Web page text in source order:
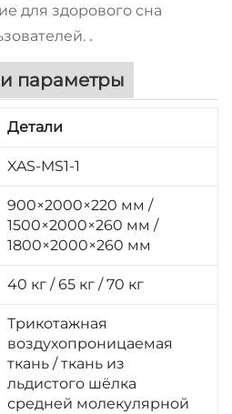
для здорового сна
.
параметры
Детали
XAS-MS1-1
900×2000×220 мм /
1500×2000×260 мм /
1800×2000×260 мм
40 кг / 65 кг / 70 кг
Трикотажная
воздухопроницаемая
ткань / ткань из
льдистого шёлка
средней молекулярной